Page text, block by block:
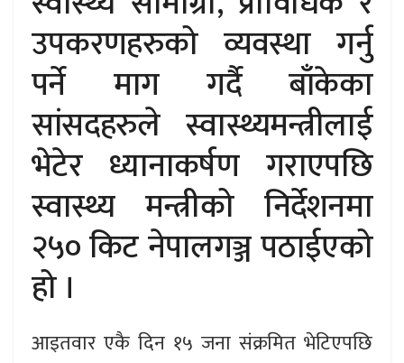
उपकरणहरुको व्यवस्था गर्नु
पर्ने माग गर्दै बाँकेका
सांसदहरुले स्वास्थ्यमन्त्रीलाई
भेटेर ध्यानाकर्षण गराएपछि
स्वास्थ्य मन्त्रीको निर्देशनमा
२५० किट नेपालगञ्ज पठाईएको
हो ।
आइतवार एकै दिन १५ जना संक्रमित भेटिएपछि